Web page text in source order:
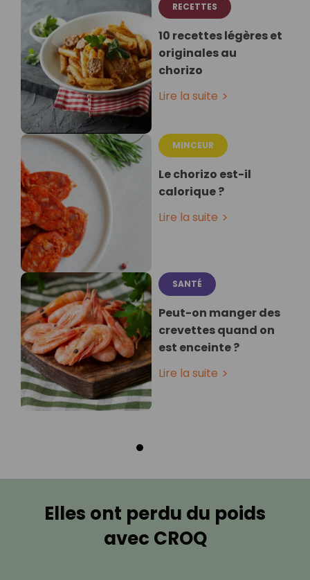
RECETTES
10 recettes légères et
originales au
chorizo
Lire la suite
MINCEUR
Le chorizo est-il
calorique ?
Lire la suite
SANTÉ
Peut-on manger des
crevettes quand on
est enceinte ?
Lire la suite
Elles ont perdu du poids
avec CROQ